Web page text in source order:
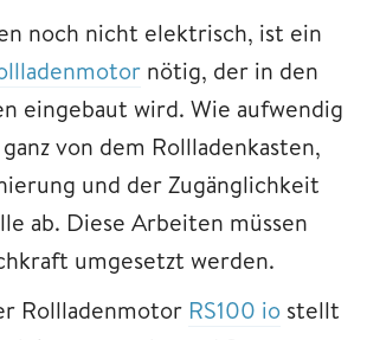
noch nicht elektrisch, ist ein
nötig, der in den
eingebaut wird. Wie aufwendig
von dem Rollladenkasten,
und der Zugänglichkeit
ab. Diese Arbeiten müssen
umgesetzt werden.
Rollladenmotor RS100 io stellt